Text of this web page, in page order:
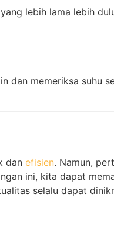
lebih lama lebih
dan memeriksa suhu
dan efisien. Namun,
ini, kita dapat
selalu dapat